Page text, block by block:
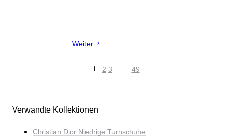
Weiter
1 2 3 … 49
Verwandte Kollektionen
Christian Dior Niedrige Turnschuhe